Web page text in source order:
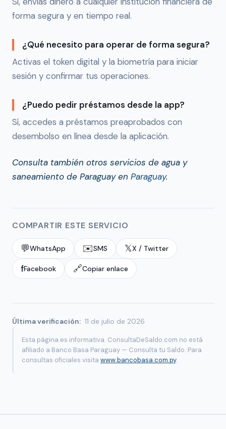
forma segura y en tiempo real.
¿Qué necesito para operar de forma segura?
Activas el token digital y la biometría para iniciar
sesión y confirmar tus operaciones.
¿Puedo pedir préstamos desde la app?
Sí, accedes a préstamos preaprobados con
desembolso en línea desde la aplicación.
Consulta también otros servicios de agua y
saneamiento de Paraguay en Paraguay.
COMPARTIR ESTE SERVICIO
💬WhatsApp ✉️SMS 𝕏X / Twitter
fFacebook 🔗Copiar enlace
Última verificación: 11 de julio de 2026
Esta página es informativa. ConsultaDeSaldo.com no está
afiliado a Banco Basa Paraguay — Consulta tu Saldo. Para
consultas oficiales visita www.bancobasa.com.py.